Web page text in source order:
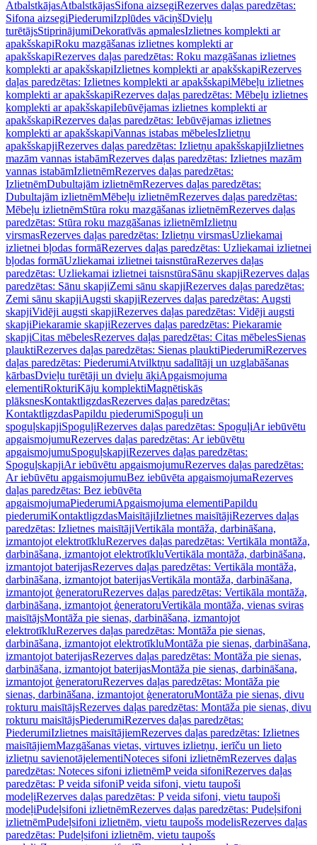
AtbalstkājasAtbalstkājasSifona aizsegiRezerves daļas paredzētas:
Sifona aizsegiPiederumiIzplūdes vāciņšDvieļu
turētājsStiprinājumiDekoratīvās apmalesIzlietnes komplekti ar
apakšskapiRoku mazgāšanas izlietnes komplekti ar
apakšskapiRezerves daļas paredzētas: Roku mazgāšanas izlietnes
komplekti ar apakšskapiIzlietnes komplekti ar apakšskapiRezerves
daļas paredzētas: Izlietnes komplekti ar apakšskapiMēbeļu izlietnes
komplekti ar apakšskapiRezerves daļas paredzētas: Mēbeļu izlietnes
komplekti ar apakšskapiIebūvējamas izlietnes komplekti ar
apakšskapiRezerves daļas paredzētas: Iebūvējamas izlietnes
komplekti ar apakšskapiVannas istabas mēbelesIzlietņu
apakšskapjiRezerves daļas paredzētas: Izlietņu apakšskapjiIzlietnes
mazām vannas istabāmRezerves daļas paredzētas: Izlietnes mazām
vannas istabāmIzlietnēmRezerves daļas paredzētas:
IzlietnēmDubultajām izlietnēmRezerves daļas paredzētas:
Dubultajām izlietnēmMēbeļu izlietnēmRezerves daļas paredzētas:
Mēbeļu izlietnēmStūra roku mazgāšanas izlietnēmRezerves daļas
paredzētas: Stūra roku mazgāšanas izlietnēmIzlietņu
virsmasRezerves daļas paredzētas: Izlietņu virsmasUzliekamai
izlietnei bļodas formāRezerves daļas paredzētas: Uzliekamai izlietnei
bļodas formāUzliekamai izlietnei taisnstūraRezerves daļas
paredzētas: Uzliekamai izlietnei taisnstūraSānu skapjiRezerves daļas
paredzētas: Sānu skapjiZemi sānu skapjiRezerves daļas paredzētas:
Zemi sānu skapjiAugsti skapjiRezerves daļas paredzētas: Augsti
skapjiVidēji augsti skapjiRezerves daļas paredzētas: Vidēji augsti
skapjiPiekaramie skapjiRezerves daļas paredzētas: Piekaramie
skapjiCitas mēbelesRezerves daļas paredzētas: Citas mēbelesSienas
plauktiRezerves daļas paredzētas: Sienas plauktiPiederumiRezerves
daļas paredzētas: PiederumiAtvilktņu sadalītāji un uzglabāšanas
kārbasDvieļu turētāji un dvieļu āķiApgaismojuma
elementiRokturiKāju komplektiMagnētiskās
plāksnesKontaktligzdasRezerves daļas paredzētas:
KontaktligzdasPapildu piederumiSpoguļi un
spoguļskapjiSpoguļiRezerves daļas paredzētas: SpoguļiAr iebūvētu
apgaismojumuRezerves daļas paredzētas: Ar iebūvētu
apgaismojumuSpoguļskapjiRezerves daļas paredzētas:
SpoguļskapjiAr iebūvētu apgaismojumuRezerves daļas paredzētas:
Ar iebūvētu apgaismojumuBez iebūvēta apgaismojumaRezerves
daļas paredzētas: Bez iebūvēta
apgaismojumaPiederumiApgaismojuma elementiPapildu
piederumiKontaktligzdasMaisītājiIzlietnes maisītājiRezerves daļas
paredzētas: Izlietnes maisītājiVertikāla montāža, darbināšana,
izmantojot elektrotīkluRezerves daļas paredzētas: Vertikāla montāža,
darbināšana, izmantojot elektrotīkluVertikāla montāža, darbināšana,
izmantojot baterijasRezerves daļas paredzētas: Vertikāla montāža,
darbināšana, izmantojot baterijasVertikāla montāža, darbināšana,
izmantojot ģeneratoruRezerves daļas paredzētas: Vertikāla montāža,
darbināšana, izmantojot ģeneratoruVertikāla montāža, vienas sviras
maisītājsMontāža pie sienas, darbināšana, izmantojot
elektrotīkluRezerves daļas paredzētas: Montāža pie sienas,
darbināšana, izmantojot elektrotīkluMontāža pie sienas, darbināšana,
izmantojot baterijasRezerves daļas paredzētas: Montāža pie sienas,
darbināšana, izmantojot baterijasMontāža pie sienas, darbināšana,
izmantojot ģeneratoruRezerves daļas paredzētas: Montāža pie
sienas, darbināšana, izmantojot ģeneratoruMontāža pie sienas, divu
rokturu maisītājsRezerves daļas paredzētas: Montāža pie sienas, divu
rokturu maisītājsPiederumiRezerves daļas paredzētas:
PiederumiIzlietnes maisītājiemRezerves daļas paredzētas: Izlietnes
maisītājiemMazgāšanas vietas, virtuves izlietņu, ierīču un lieto
izlietņu savienotājelementiNoteces sifoni izlietnēmRezerves daļas
paredzētas: Noteces sifoni izlietnēmP veida sifoniRezerves daļas
paredzētas: P veida sifoniP veida sifoni, vietu taupoši
modeļiRezerves daļas paredzētas: P veida sifoni, vietu taupoši
modeļiPudeļsifoni izlietnēmRezerves daļas paredzētas: Pudeļsifoni
izlietnēmPudeļsifoni izlietnēm, vietu taupošs modelisRezerves daļas
paredzētas: Pudeļsifoni izlietnēm, vietu taupošs